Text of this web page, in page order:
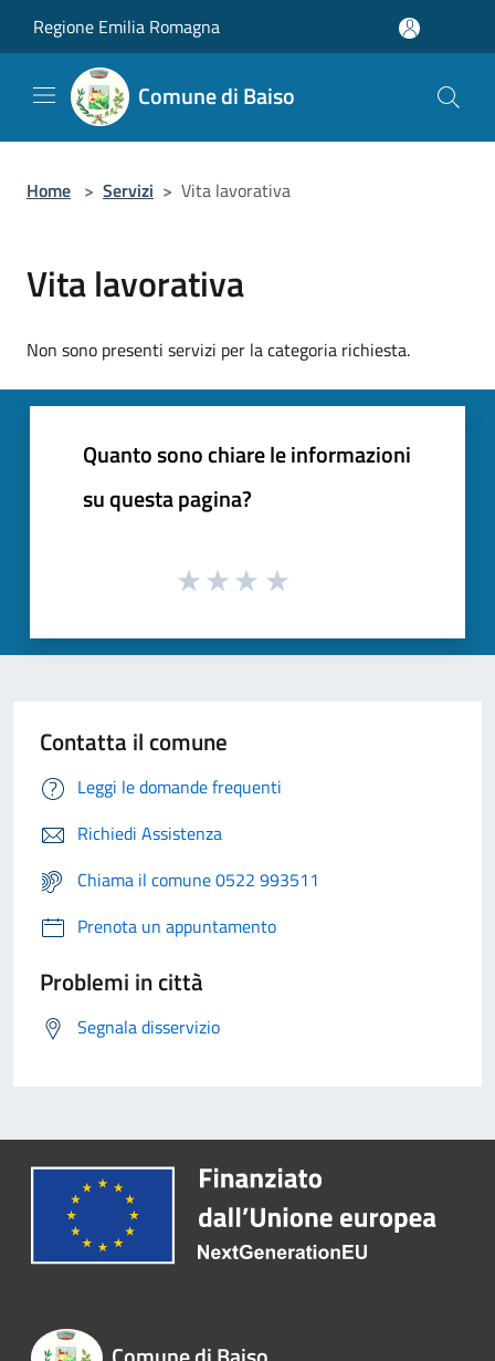
Regione Emilia Romagna
Comune di Baiso
Home > Servizi > Vita lavorativa
Vita lavorativa
Non sono presenti servizi per la categoria richiesta.
Quanto sono chiare le informazioni
su questa pagina?
Contatta il comune
Leggi le domande frequenti
Richiedi Assistenza
Chiama il comune 0522 993511
Prenota un appuntamento
Problemi in città
Segnala disservizio